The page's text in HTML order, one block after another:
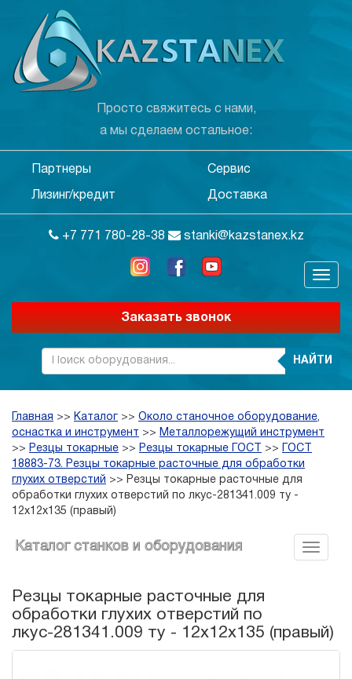
Просто свяжитесь с нами,
а мы сделаем остальное:
Партнеры Сервис
Лизинг/кредит Доставка
+7 771 780-28-38 stanki@kazstanex.kz
Заказать звонок
НАЙТИ
Главная >> Каталог >> Около станочное оборудование,
оснастка и инструмент >> Металлорежущий инструмент
>> Резцы токарные >> Резцы токарные ГОСТ >>
ГОСТ
18883-73. Резцы токарные расточные для обработки
глухих отверстий >> Резцы токарные расточные для
обработки глухих отверстий по лкус-281341.009 ту -
12х12х135 (правый)
Каталог станков и оборудования
Резцы токарные расточные для
обработки глухих отверстий по
лкус-281341.009 ту - 12х12х135 (правый)